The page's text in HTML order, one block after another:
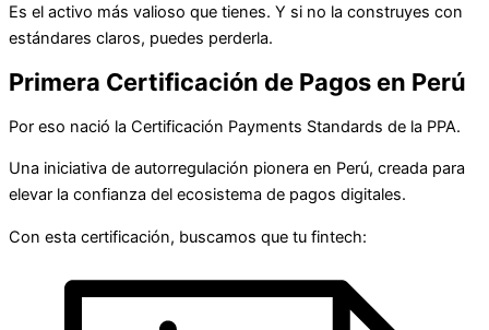
Es el activo más valioso que tienes. Y si no la construyes con
estándares claros, puedes perderla.
Primera Certificación de Pagos en Perú
Por eso nació la Certificación Payments Standards de la PPA.
Una iniciativa de autorregulación pionera en Perú, creada para
elevar la confianza del ecosistema de pagos digitales.
Con esta certificación, buscamos que tu fintech: